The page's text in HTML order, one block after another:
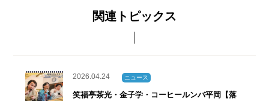
関連トピックス
2026.04.24 ニュース
笑福亭茶光・金子学・コーヒールンバ平岡【落